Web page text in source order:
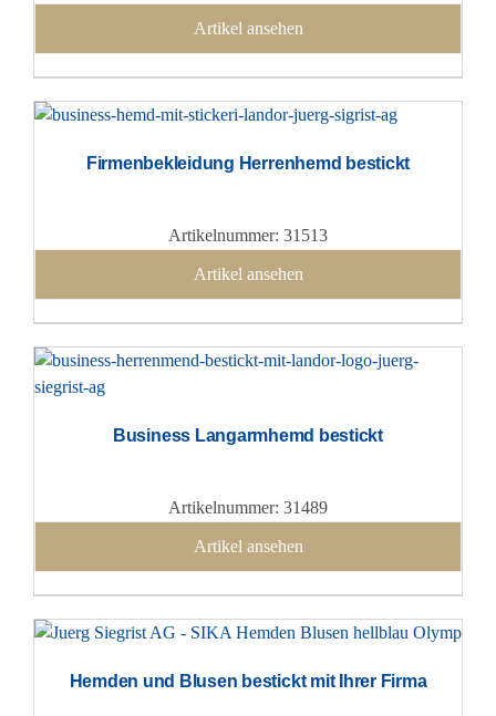
Artikel ansehen
Firmenbekleidung Herrenhemd bestickt
Artikelnummer: 31513
Artikel ansehen
Business Langarmhemd bestickt
Artikelnummer: 31489
Artikel ansehen
Hemden und Blusen bestickt mit Ihrer Firma